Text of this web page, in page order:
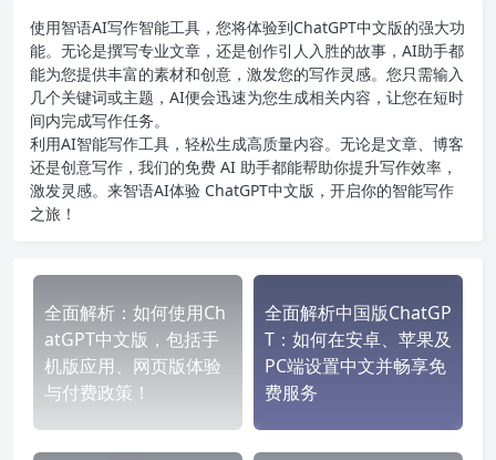
使用智语AI写作智能工具，您将体验到ChatGPT中文版的强大功
能。无论是撰写专业文章，还是创作引人入胜的故事，AI助手都
能为您提供丰富的素材和创意，激发您的写作灵感。您只需输入
几个关键词或主题，AI便会迅速为您生成相关内容，让您在短时
间内完成写作任务。
利用AI智能写作工具，轻松生成高质量内容。无论是文章、博客
还是创意写作，我们的免费 AI 助手都能帮助你提升写作效率，
激发灵感。来智语AI体验 ChatGPT中文版 ，开启你的智能写作
之旅！
全面解析：如何使用Ch
atGPT中文版，包括手
机版应用、网页版体验
与付费政策！
全面解析中国版ChatGP
T：如何在安卓、苹果及
PC端设置中文并畅享免
费服务